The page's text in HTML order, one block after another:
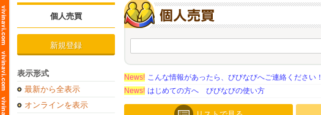
個人売買
新規登録
表示形式
最新から全表示
オンラインを表示
News! こんな情報があったら、びびなびへご連絡ください！
News! はじめての方へ びびなびの使い方